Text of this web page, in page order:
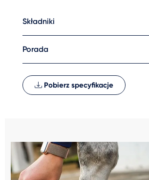
Składniki
Porada
Pobierz specyfikacje